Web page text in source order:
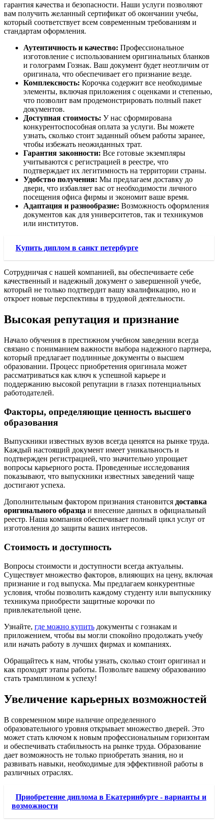
гарантия качества и безопасности. Наши услуги позволяют
вам получить желанный сертификат об окончании учебы,
который соответствует всем современным требованиям и
стандартам оформления.
Аутентичность и качество: Профессиональное
изготовление с использованием оригинальных бланков
и голограмм Гознак. Ваш документ будет неотличим от
оригинала, что обеспечивает его признание везде.
Комплексность: Корочка содержит все необходимые
элементы, включая приложения с оценками и степенью,
что позволит вам продемонстрировать полный пакет
документов.
Доступная стоимость: У нас сформирована
конкурентоспособная оплата за услуги. Вы можете
узнать, сколько стоит заданный объем работы заранее,
чтобы избежать неожиданных трат.
Гарантия законности: Все готовые экземпляры
учитываются с регистрацией в реестре, что
подтверждает их легитимность на территории страны.
Удобство получения: Мы предлагаем доставку до
двери, что избавляет вас от необходимости личного
посещения офиса фирмы и экономит ваше время.
Адаптация и разнообразие: Возможность оформления
документов как для университетов, так и техникумов
или институтов.
Купить диплом в санкт петербурге
Сотрудничая с нашей компанией, вы обеспечиваете себе
качественный и надежный документ о завершенной учебе,
который не только подтвердит вашу квалификацию, но и
откроет новые перспективы в трудовой деятельности.
Высокая репутация и признание
Начало обучения в престижном учебном заведении всегда
связано с пониманием важности выбора надежного партнера,
который предлагает подлинные документы о высшем
образовании. Процесс приобретения оригинала может
рассматриваться как ключ к успешной карьере и
поддержанию высокой репутации в глазах потенциальных
работодателей.
Факторы, определяющие ценность высшего
образования
Выпускники известных вузов всегда ценятся на рынке труда.
Каждый настоящий документ имеет уникальность и
подтвержден регистрацией, что значительно упрощает
вопросы карьерного роста. Проведенные исследования
показывают, что выпускники известных заведений чаще
достигают успеха.
Дополнительным фактором признания становится доставка
оригинального образца и внесение данных в официальный
реестр. Наша компания обеспечивает полный цикл услуг от
изготовления до защиты ваших интересов.
Стоимость и доступность
Вопросы стоимости и доступности всегда актуальны.
Существует множество факторов, влияющих на цену, включая
признание и год выпуска. Мы предлагаем конкурентные
условия, чтобы позволить каждому студенту или выпускнику
техникума приобрести защитные корочки по
привлекательной цене.
Узнайте, где можно купить документы с гознакам и
приложением, чтобы вы могли спокойно продолжать учебу
или начать работу в лучших фирмах и компаниях.
Обращайтесь к нам, чтобы узнать, сколько стоит оригинал и
как проходят этапы работы. Позвольте вашему образованию
стать трамплином к успеху!
Увеличение карьерных возможностей
В современном мире наличие определенного
образовательного уровня открывает множество дверей. Это
может стать ключом к новым профессиональным горизонтам
и обеспечивать стабильность на рынке труда. Образование
дает возможность не только приобретать знания, но и
развивать навыки, необходимые для эффективной работы в
различных отраслях.
Приобретение диплома в Екатеринбурге - варианты и
возможности